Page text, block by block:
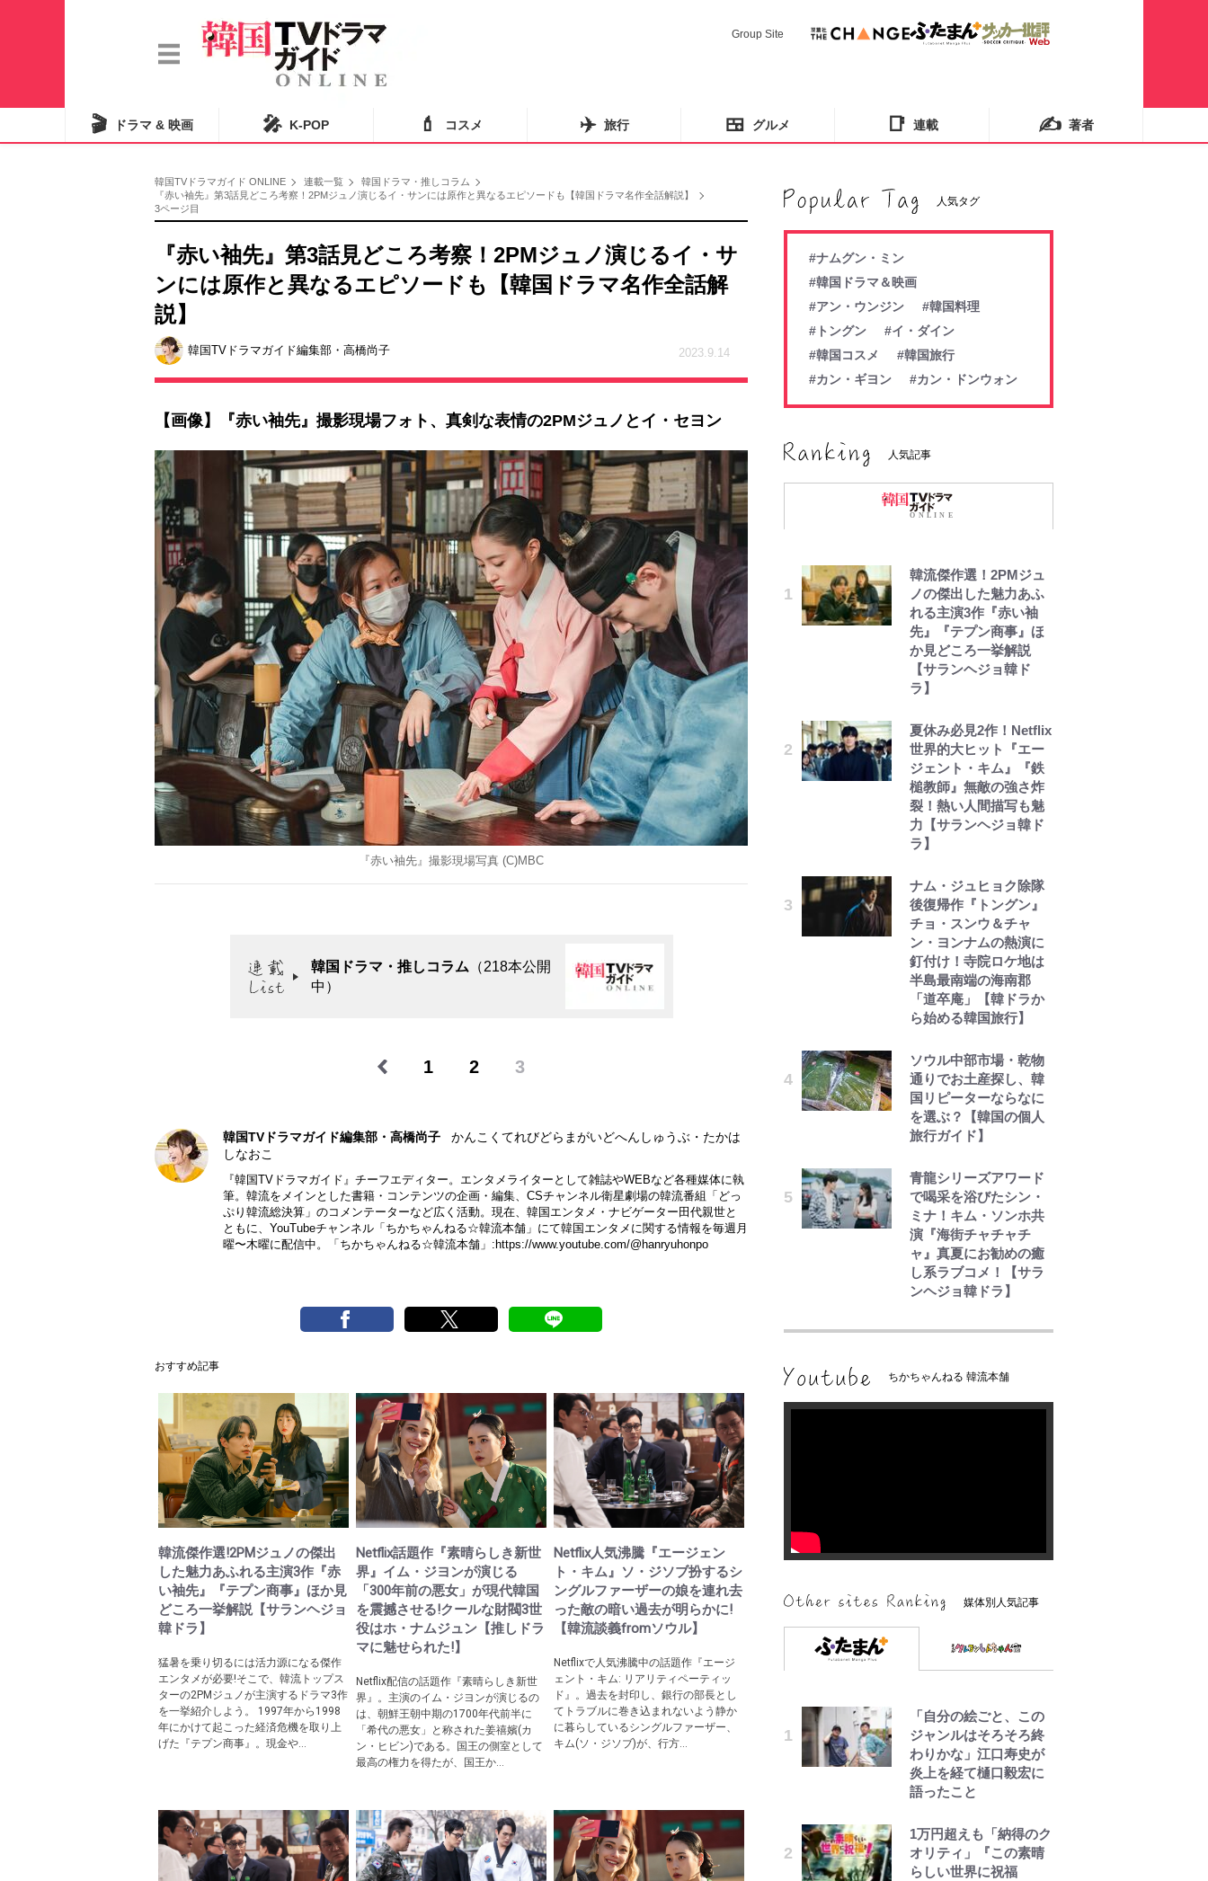
Group Site
🎬 ドラマ & 映画 🎤 K-POP 💄 コスメ ✈️ 旅行 🍱 グルメ 📑 連載 ✍️ 著者
韓国TVドラマガイド ONLINE 連載一覧
韓国ドラマ・推しコラム
『赤い袖先』第3話見どころ考察！2PMジュノ演じるイ・サンには原作と異なるエピソードも【韓国ドラマ名作全話解説】
3ページ目
『赤い袖先』第3話見どころ考察！2PMジュノ演じるイ・サ
ンには原作と異なるエピソードも【韓国ドラマ名作全話解
説】
韓国TVドラマガイド編集部・高橋尚子 2023.9.14
【画像】『赤い袖先』撮影現場フォト、真剣な表情の2PMジュノとイ・セヨン
『赤い袖先』撮影現場写真 (C)MBC
韓国ドラマ・推しコラム （218本公開
中）
1 2 3
韓国TVドラマガイド編集部・高橋尚子
かんこくてれびどらまがいどへんしゅうぶ・たかは
しなおこ
『韓国TVドラマガイド』チーフエディター。エンタメライターとして雑誌やWEBなど各種媒体に執
筆。韓流をメインとした書籍・コンテンツの企画・編集、CSチャンネル衛星劇場の韓流番組「どっ
ぷり韓流総決算」のコメンテーターなど広く活動。現在、韓国エンタメ・ナビゲーター田代親世と
ともに、YouTubeチャンネル「ちかちゃんねる☆韓流本舗」にて韓国エンタメに関する情報を毎週月
曜〜木曜に配信中。「ちかちゃんねる☆韓流本舗」: https://www.youtube.com/@hanryuhonpo
おすすめ記事
韓流傑作選!2PMジュノの傑出
した魅力あふれる主演3作『赤
い袖先』『テプン商事』ほか見
どころ一挙解説【サランヘジョ
韓ドラ】
猛暑を乗り切るには活力源になる傑作
エンタメが必要!そこで、韓流トップス
ターの2PMジュノが主演するドラマ3作
を一挙紹介しよう。 1997年から1998
年にかけて起こった経済危機を取り上
げた『テプン商事』。現金や...
Netflix話題作『素晴らしき新世
界』イム・ジヨンが演じる
「300年前の悪女」が現代韓国
を震撼させる!クールな財閥3世
役はホ・ナムジュン【推しドラ
マに魅せられた!】
Netflix配信の話題作『素晴らしき新世
界』。主演のイム・ジヨンが演じるの
は、朝鮮王朝中期の1700年代前半に
「希代の悪女」と称された姜禧嬪(カ
ン・ヒビン)である。国王の側室として
最高の権力を得たが、国王か...
Netflix人気沸騰『エージェン
ト・キム』ソ・ジソブ扮するシ
ングルファーザーの娘を連れ去
った敵の暗い過去が明らかに!
【韓流談義fromソウル】
Netflixで人気沸騰中の話題作『エージ
ェント・キム: リアリティペーティッ
ド』。過去を封印し、銀行の部長とし
てトラブルに巻き込まれないよう静か
に暮らしているシングルファーザー、
キム(ソ・ジソブ)が、行方...
人気タグ
#ナムグン・ミン
#韓国ドラマ＆映画
#アン・ウンジン
#韓国料理
#トングン
#イ・ダイン
#韓国コスメ
#韓国旅行
#カン・ギヨン
#カン・ドンウォン
人気記事
韓流傑作選！2PMジュ
ノの傑出した魅力あふ
れる主演3作『赤い袖
先』『テプン商事』ほ
か見どころ一挙解説
【サランヘジョ韓ド
ラ】
夏休み必見2作！Netflix
世界的大ヒット『エー
ジェント・キム』『鉄
槌教師』無敵の強さ炸
裂！熱い人間描写も魅
力【サランヘジョ韓ド
ラ】
ナム・ジュヒョク除隊
後復帰作『トングン』
チョ・スンウ＆チャ
ン・ヨンナムの熱演に
釘付け！寺院ロケ地は
半島最南端の海南郡
「道卒庵」【韓ドラか
ら始める韓国旅行】
ソウル中部市場・乾物
通りでお土産探し、韓
国リピーターならなに
を選ぶ？【韓国の個人
旅行ガイド】
青龍シリーズアワード
で喝采を浴びたシン・
ミナ！キム・ソンホ共
演『海街チャチャチ
ャ』真夏にお勧めの癒
し系ラブコメ！【サラ
ンヘジョ韓ドラ】
ちかちゃんねる 韓流本舗
媒体別人気記事
「自分の絵ごと、この
ジャンルはそろそろ終
わりかな」江口寿史が
炎上を経て樋口毅宏に
語ったこと
1万円超えも「納得のク
オリティ」『この素晴
らしい世界に祝福